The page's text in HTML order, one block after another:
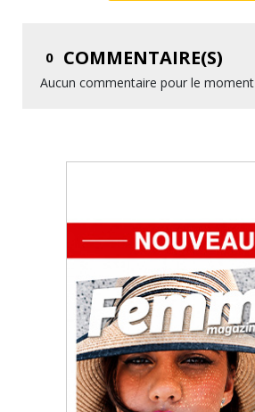
0 COMMENTAIRE(S)
Aucun commentaire pour le moment